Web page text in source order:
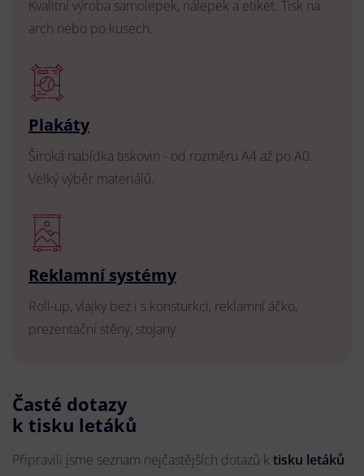
Kvalitní výroba samolepek, nálepek a etiket. Tisk na
arch nebo po kusech.
Plakáty
Široká nabídka tiskovin - od rozměru A4 až po A0.
Velký výběr materiálů.
Reklamní systémy
Roll-up, vlajky bez i s konsturkcí, reklamní áčko,
prezentační stěny, stojany.
Časté dotazy
k tisku letáků
Připravili jsme seznam nejčastějších dotazů k tisku letáků.